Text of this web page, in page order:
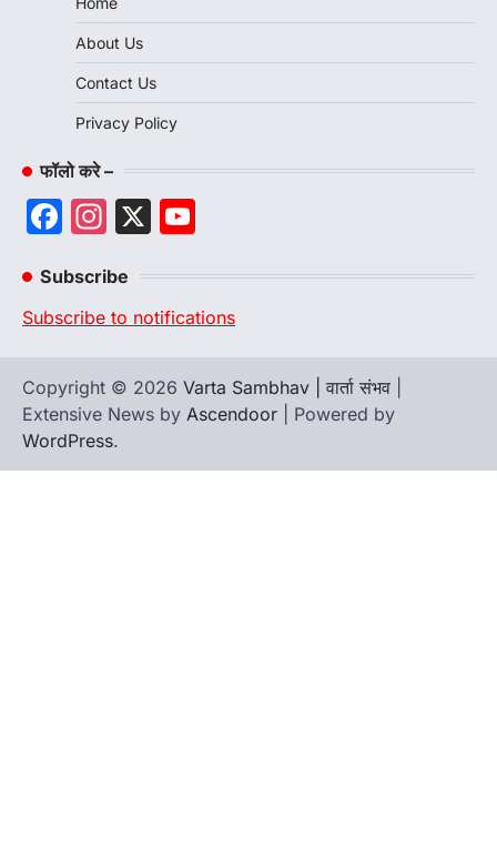
About Us
Contact Us
Privacy Policy
फॉलो करे –
Facebook
Instagram
X
Subscribe
Subscribe to notifications
Copyright © 2026 Varta Sambhav | वार्ता संभव
Extensive News by Ascendoor | Powered by
WordPress.